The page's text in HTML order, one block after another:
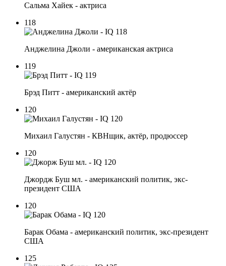
Сальма Хайек - актриса
118
Анджелина Джоли - американская актриса
119
Брэд Питт - американский актёр
120
Михаил Галустян - КВНщик, актёр, продюссер
120
Джордж Буш мл. - американский политик, экс-
президент США
120
Барак Обама - американский политик, экс-президент
США
125